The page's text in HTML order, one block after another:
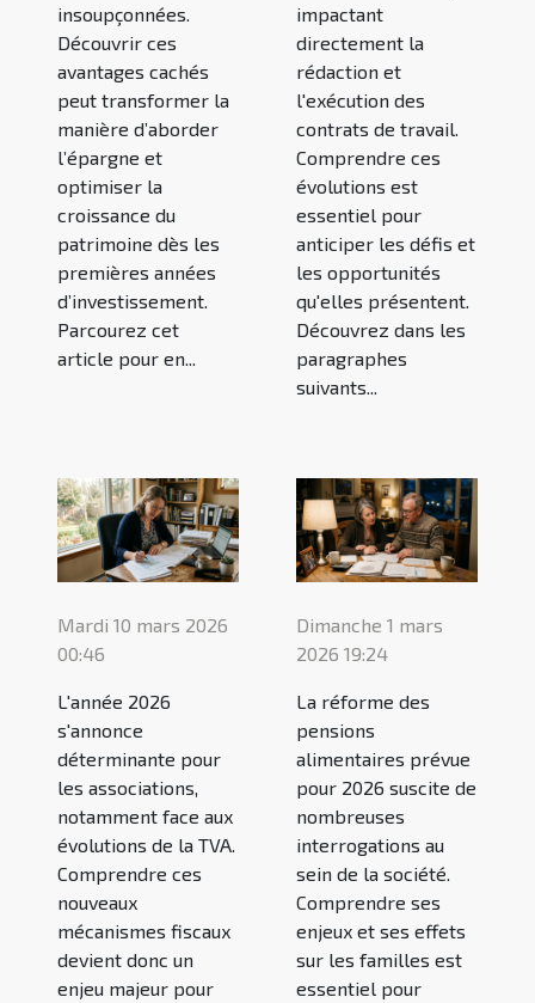
insoupçonnées.
Découvrir ces
avantages cachés
peut transformer la
manière d’aborder
l’épargne et
optimiser la
croissance du
patrimoine dès les
premières années
d’investissement.
Parcourez cet
article pour en...
impactant
directement la
rédaction et
l'exécution des
contrats de travail.
Comprendre ces
évolutions est
essentiel pour
anticiper les défis et
les opportunités
qu'elles présentent.
Découvrez dans les
paragraphes
suivants...
Mardi 10 mars 2026
00:46
L'année 2026
s'annonce
déterminante pour
les associations,
notamment face aux
évolutions de la TVA.
Comprendre ces
nouveaux
mécanismes fiscaux
devient donc un
enjeu majeur pour
Dimanche 1 mars
2026 19:24
La réforme des
pensions
alimentaires prévue
pour 2026 suscite de
nombreuses
interrogations au
sein de la société.
Comprendre ses
enjeux et ses effets
sur les familles est
essentiel pour